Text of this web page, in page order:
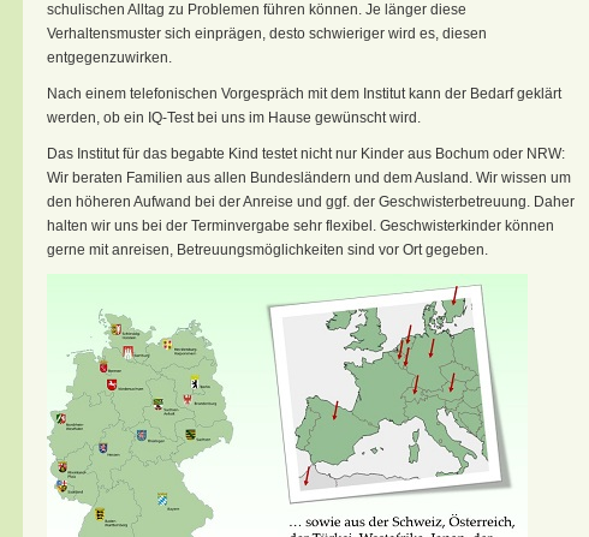
schulischen Alltag zu Problemen führen können. Je länger diese
Verhaltensmuster sich einprägen, desto schwieriger wird es, diesen
entgegenzuwirken.
Nach einem telefonischen Vorgespräch mit dem Institut kann der Bedarf geklärt
werden, ob ein IQ-Test bei uns im Hause gewünscht wird.
Das Institut für das begabte Kind testet nicht nur Kinder aus Bochum oder NRW:
Wir beraten Familien aus allen Bundesländern und dem Ausland. Wir wissen um
den höheren Aufwand bei der Anreise und ggf. der Geschwisterbetreuung. Daher
halten wir uns bei der Terminvergabe sehr flexibel. Geschwisterkinder können
gerne mit anreisen, Betreuungsmöglichkeiten sind vor Ort gegeben.